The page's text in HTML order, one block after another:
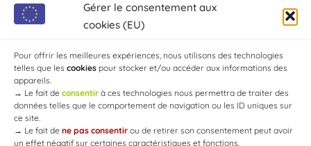
Gérer le consentement aux
cookies (EU)
Pour offrir les meilleures expériences, nous utilisons des technologies
telles que les cookies pour stocker et/ou accéder aux informations des
appareils.
→ Le fait de consentir à ces technologies nous permettra de traiter des
données telles que le comportement de navigation ou les ID uniques sur
ce site.
→ Le fait de ne pas consentir ou de retirer son consentement peut avoir
un effet négatif sur certaines caractéristiques et fonctions.
← 1 … 5 6 7 8 9 …
17
→